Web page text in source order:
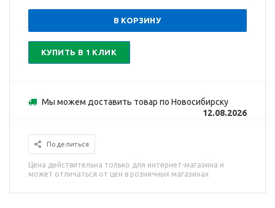
В КОРЗИНУ
КУПИТЬ В 1 КЛИК
Мы можем доставить товар по Новосибирску
12.08.2026
Поделиться
Цена действительна только для интернет-магазина и
может отличаться от цен в розничных магазинах